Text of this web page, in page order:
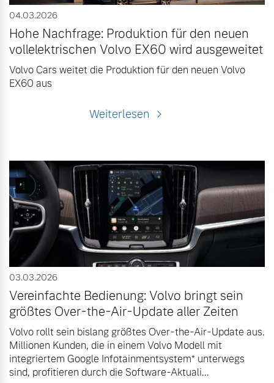
04.03.2026
Hohe Nachfrage: Produktion für den neuen
vollelektrischen Volvo EX60 wird ausgeweitet
Volvo Cars weitet die Produktion für den neuen Volvo
EX60 aus
Weiterlesen
03.03.2026
Vereinfachte Bedienung: Volvo bringt sein
größtes Over-the-Air-Update aller Zeiten
Volvo rollt sein bislang größtes Over-the-Air-Update aus.
Millionen Kunden, die in einem Volvo Modell mit
integriertem Google Infotainmentsystem* unterwegs
sind, profitieren durch die Software-Aktuali...